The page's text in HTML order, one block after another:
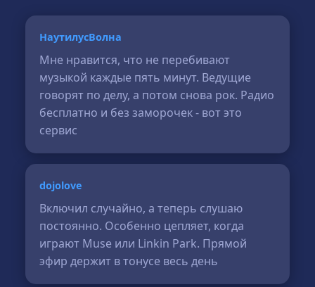
НаутилусВолна
Мне нравится, что не перебивают
музыкой каждые пять минут. Ведущие
говорят по делу, а потом снова рок. Радио
бесплатно и без заморочек - вот это
сервис
dojolove
Включил случайно, а теперь слушаю
постоянно. Особенно цепляет, когда
играют Muse или Linkin Park. Прямой
эфир держит в тонусе весь день